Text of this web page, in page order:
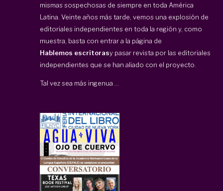
mismas sospechosas de siempre en toda América
Latina. Veinte años más tarde, vemos una explosión de
editoriales independientes en toda la región y, como
muestra, basta con entrar a la página de
Hablemos escritorasy pasar revista por las editoriales
independientes que se han aliado con el proyecto.
Tal vez sea más ingenua ...